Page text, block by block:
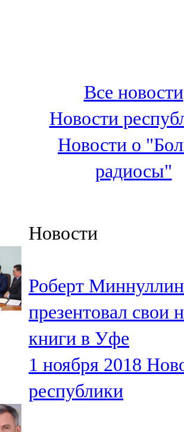
100,3 FM
Зәй
106,6 FM
Кадыбаш
105,2 FM
91,5 FM
106,1 FM
Кама тамагы
71,51 FM
Кукмара
107,9 FM
Все новости
Новости
Новости о
радиосы"
Новости
Роберт Миннуллин
презентовал свои
книги в Уфе
1 ноября 2018
республики